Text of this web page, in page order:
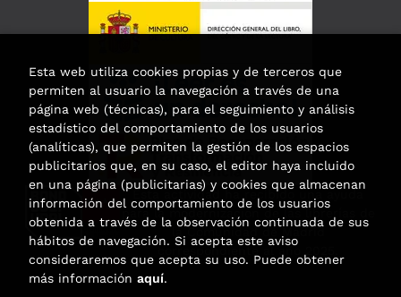
Esta actividad ha recibido una ayuda
para la modernización de las librerías de
la Comunidad de Madrid
correspondiente al año 2025.
Esta web utiliza cookies propias y de terceros que
permiten al usuario la navegación a través de una
página web (técnicas), para el seguimiento y análisis
estadístico del comportamiento de los usuarios
(analíticas), que permiten la gestión de los espacios
publicitarios que, en su caso, el editor haya incluido
en una página (publicitarias) y cookies que almacenan
información del comportamiento de los usuarios
obtenida a través de la observación continuada de sus
hábitos de navegación. Si acepta este aviso
consideraremos que acepta su uso. Puede obtener
más información aquí.